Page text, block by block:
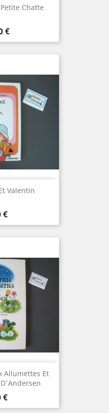
Chatte
€
Valentin
€
Allumettes Et
€